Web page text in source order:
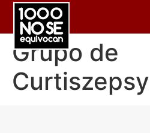
Grupo de
Curtiszepsy